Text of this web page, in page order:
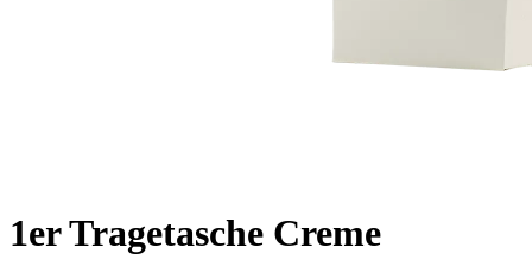
1er Tragetasche Creme